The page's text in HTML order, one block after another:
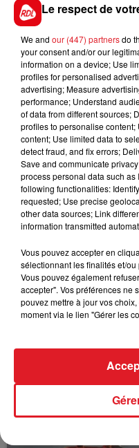
7 EGYPTIAN GLORY:
derrière Ti Amo Bello,
valeure et une
*****En
FILS D'ACTUS
15 juillet 2026
BÉTHUNE:
à des prostituées
Le respect de
We and our (447) partnersdo
your consent and/or our
information on a device; Use
profiles for personalised
advertising; Measure
performance; Understand
of data from different sources;
profiles to personalise
content; Use limited data to
detect fraud, and fix errors;
Save and communicate
process personal data such
following functionalities:
requested; Use precise
other data sources; Link
information transmitted
Vous pouvez accepter en
sélectionnant les finalités et/
Vous pouvez également
accepter". Vos préférences ne
pouvez mettre à jour vos
moment via le lien "Gérer les